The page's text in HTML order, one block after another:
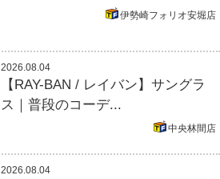
伊勢崎フォリオ安堀店
2026.08.04
【RAY-BAN / レイバン】サングラ
ス｜普段のコーデ...
中央林間店
2026.08.04